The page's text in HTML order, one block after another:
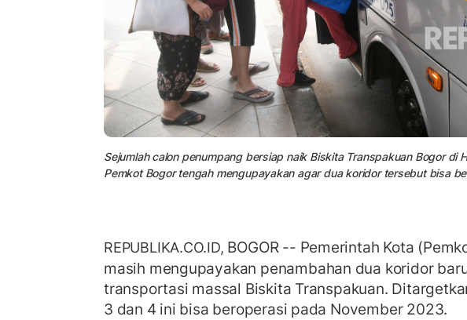
Sejumlah calon penumpang bersiap naik Biskita Transpakuan Bogor di
Pemkot Bogor tengah mengupayakan agar dua koridor tersebut bisa
REPUBLIKA.CO.ID, BOGOR -- Pemerintah Kota
masih mengupayakan penambahan dua koridor
transportasi massal Biskita Transpakuan.
3 dan 4 ini bisa beroperasi pada November 2023.